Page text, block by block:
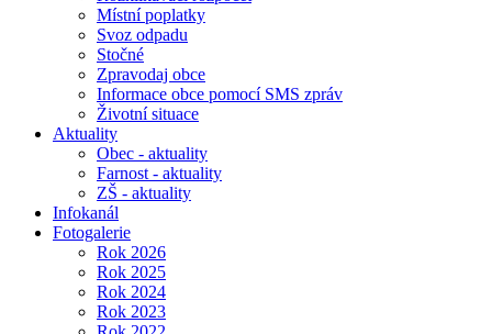
Místní poplatky
Svoz odpadu
Stočné
Zpravodaj obce
Informace obce pomocí SMS zpráv
Životní situace
Aktuality
Obec - aktuality
Farnost - aktuality
ZŠ - aktuality
Infokanál
Fotogalerie
Rok 2026
Rok 2025
Rok 2024
Rok 2023